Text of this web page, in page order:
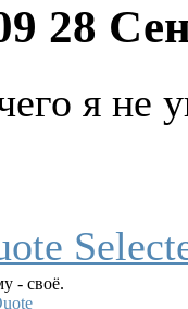
28
я не
- своё.